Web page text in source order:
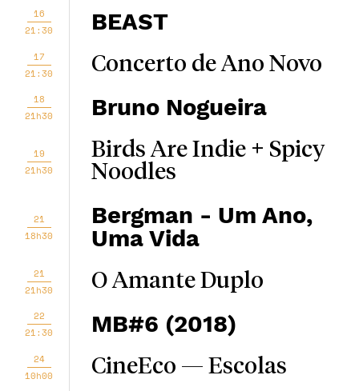
16
21:30
BEAST
17
21:30
Concerto de Ano Novo
18
21h30
Bruno Nogueira
19
21h30
Birds Are Indie + Spicy
Noodles
21
18h30
Bergman - Um Ano,
Uma Vida
21
21h30
O Amante Duplo
22
21:30
MB#6 (2018)
24
10h00
CineEco — Escolas